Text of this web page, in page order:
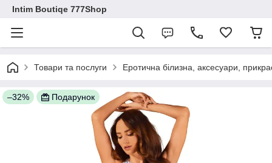
Intim Boutiqe 777Shop
Товари та послуги Еротична білизна, аксесуари,
–32% Подарунок